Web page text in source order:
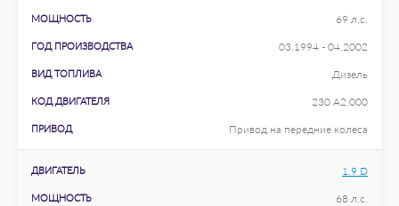
МОЩНОСТЬ 69 л.с.
ГОД ПРОИЗВОДСТВА 03.1994 - 04.2002
ВИД ТОПЛИВА Дизель
КОД ДВИГАТЕЛЯ 230 A2.000
ПРИВОД Привод на передние колеса
ДВИГАТЕЛЬ 1.9 D
МОЩНОСТЬ 68 л.с.